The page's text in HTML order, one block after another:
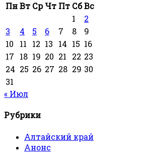
ПнВт Ср Чт Пт СбВс
1
2
3
4 5 6 7 8
9
10
11 12 13 14 15 16
17
18 19 20 21 22 23
24 25 26 27 28 29 30
31
« Июл
Рубрики
Алтайский край
Анонс